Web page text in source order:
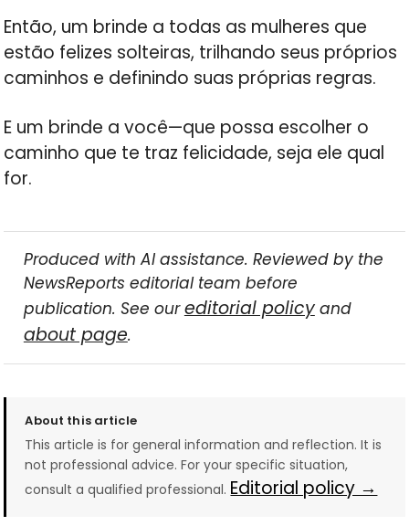
Então, um brinde a todas as mulheres que
estão felizes solteiras, trilhando seus próprios
caminhos e definindo suas próprias regras.
E um brinde a você—que possa escolher o
caminho que te traz felicidade, seja ele qual
for.
Produced with AI assistance. Reviewed by the
NewsReports editorial team before
publication. See oureditorial policyand
about page.
About this article
This article is for general information and reflection. It is
not professional advice. For your specific situation,
consult a qualified professional. Editorial policy →